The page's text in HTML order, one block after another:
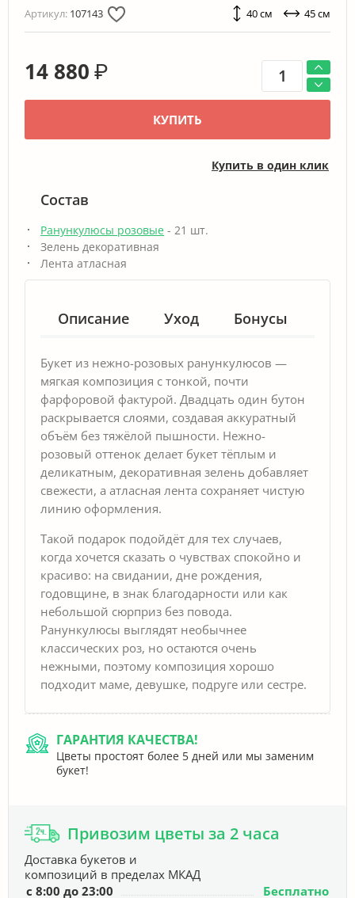
Артикул: 107143 40 см 45 см
14 880 ₽
КУПИТЬ
Купить в один клик
Состав
Ранункулюсы розовые - 21 шт.
Зелень декоративная
Лента атласная
Описание Уход Бонусы
Букет из нежно-розовых ранункулюсов —
мягкая композиция с тонкой, почти
фарфоровой фактурой. Двадцать один бутон
раскрывается слоями, создавая аккуратный
объём без тяжёлой пышности. Нежно-
розовый оттенок делает букет тёплым и
деликатным, декоративная зелень добавляет
свежести, а атласная лента сохраняет чистую
линию оформления.
Такой подарок подойдёт для тех случаев,
когда хочется сказать о чувствах спокойно и
красиво: на свидании, дне рождения,
годовщине, в знак благодарности или как
небольшой сюрприз без повода.
Ранункулюсы выглядят необычнее
классических роз, но остаются очень
нежными, поэтому композиция хорошо
подходит маме, девушке, подруге или сестре.
ГАРАНТИЯ КАЧЕСТВА!
Цветы простоят более 5 дней или мы заменим
букет!
Привозим цветы за 2 часа
Доставка букетов и
композиций в пределах МКАД
с 8:00 до 23:00
Бесплатно